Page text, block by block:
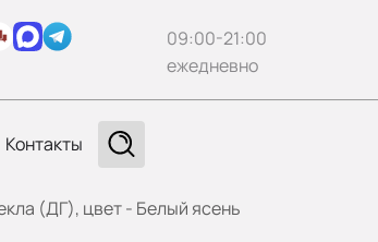
09:00-21:00
ежедневно
Контакты
(ДГ), цвет - Белый ясень